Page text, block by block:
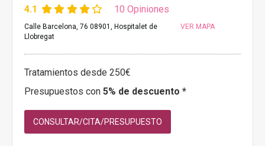
4.1 10 Opiniones
Calle Barcelona, 76 08901, Hospitalet de
Llobregat
VER MAPA
Tratamientos desde 250€
Presupuestos con 5% de descuento *
CONSULTAR/CITA/PRESUPUESTO